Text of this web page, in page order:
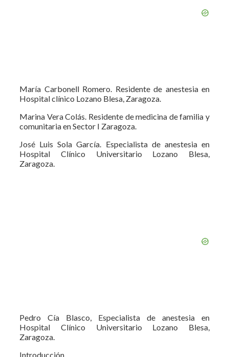
María Carbonell Romero. Residente de anestesia en
Hospital clínico Lozano Blesa, Zaragoza.
Marina Vera Colás. Residente de medicina de familia y
comunitaria en Sector I Zaragoza.
José Luis Sola García. Especialista de anestesia en
Hospital Clínico Universitario Lozano Blesa,
Zaragoza.
Pedro Cía Blasco, Especialista de anestesia en
Hospital Clínico Universitario Lozano Blesa,
Zaragoza.
Introducción